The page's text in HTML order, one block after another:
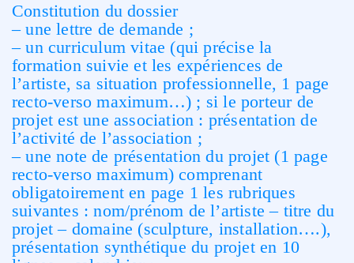
Constitution du dossier
– une lettre de demande ;
– un curriculum vitae (qui précise la
formation suivie et les expériences de
l’artiste, sa situation professionnelle, 1 page
recto-verso maximum…) ; si le porteur de
projet est une association : présentation de
l’activité de l’association ;
– une note de présentation du projet (1 page
recto-verso maximum) comprenant
obligatoirement en page 1 les rubriques
suivantes : nom/prénom de l’artiste – titre du
projet – domaine (sculpture, installation….),
présentation synthétique du projet en 10